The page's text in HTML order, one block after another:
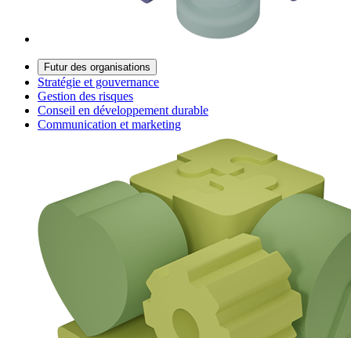
Futur des organisations
Stratégie et gouvernance
Gestion des risques
Conseil en développement durable
Communication et marketing